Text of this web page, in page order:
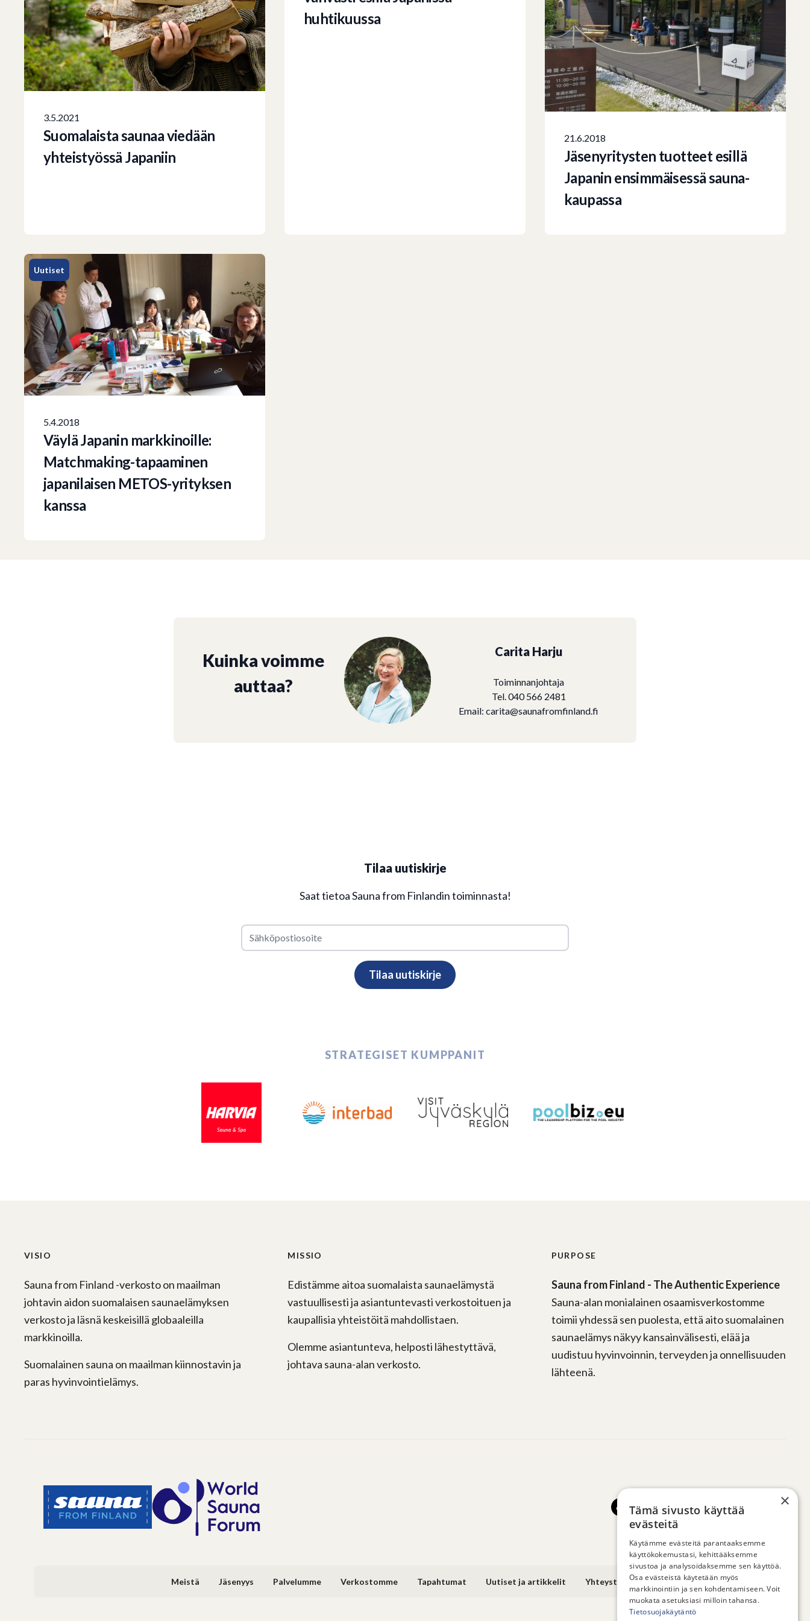
3.5.2021
Suomalaista saunaa viedään
yhteistyössä Japaniin
huhtikuussa
21.6.2018
Jäsenyritysten tuotteet esillä
Japanin ensimmäisessä sauna-
kaupassa
Uutiset
5.4.2018
Väylä Japanin markkinoille:
Matchmaking-tapaaminen
japanilaisen METOS-yrityksen
kanssa
Kuinka voimme
auttaa?
Carita Harju
Toiminnanjohtaja
Tel. 040 566 2481
Email:carita@saunafromfinland.fi
Tilaa uutiskirje
Saat tietoa Sauna from Finlandin toiminnasta!
STRATEGISET KUMPPANIT
VISIO
Sauna from Finland -verkosto on maailman
johtavin aidon suomalaisen saunaelämyksen
verkosto ja läsnä keskeisillä globaaleilla
markkinoilla.
Suomalainen sauna on maailman kiinnostavin ja
paras hyvinvointielämys.
MISSIO
Edistämme aitoa suomalaista saunaelämystä
vastuullisesti ja asiantuntevasti verkostoituen ja
kaupallisia yhteistöitä mahdollistaen.
Olemme asiantunteva, helposti lähestyttävä,
johtava sauna-alan verkosto.
PURPOSE
Sauna from Finland - The Authentic Experience
Sauna-alan monialainen osaamisverkostomme
toimii yhdessä sen puolesta, että aito suomalainen
saunaelämys näkyy kansainvälisesti, elää ja
uudistuu hyvinvoinnin, terveyden ja onnellisuuden
lähteenä.
Meistä Jäsenyys Palvelumme Verkostomme Tapahtumat Uutiset ja artikkelit Yhteystiedot
×
Tämä sivusto käyttää
evästeitä
Käytämme evästeitä parantaaksemme
käyttökokemustasi, kehittääksemme
sivustoa ja analysoidaksemme sen käyttöä.
Osa evästeistä käytetään myös
markkinointiin ja sen kohdentamiseen. Voit
muokata asetuksiasi milloin tahansa.
Tietosuojakäytäntö